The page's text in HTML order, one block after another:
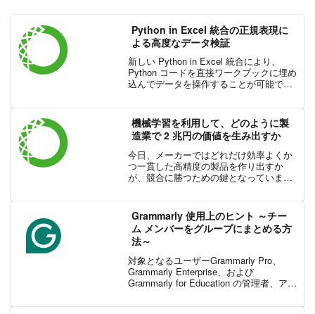
Python in Excel 統合の正規表現に
よる高度なデータ検証
新しい Python in Excel 統合により、
Python コードを直接ワークブックに埋め
込んでデータを操作することが可能で
現を使用したデータの検索、置換、検...
機械学習を利用して、どのように製
造業で 2 兆円の価値を生み出すか
今日、メーカーではどれだけ効率よくか
つ一貫した高精度の製品を作り出すか
が、競合に勝つための鍵となっていま
り、高精度の製品を生み出すことが難し
くなっています。幸いにも、機...
Grammarly 使用上のヒント ～チー
ム メンバーをグループにまとめる方
法～
対象となるユーザーGrammarly Pro、
Grammarly Enterprise、および
Grammarly for Education の管理者、アカ